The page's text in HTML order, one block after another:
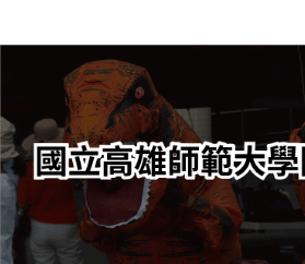
轉
要
內
容